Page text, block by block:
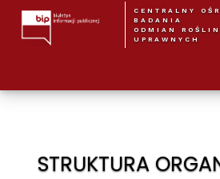
CENTRALNY
BADANIA
ODMIAN ROŚLIN
UPRAWNYCH
STRUKTURA